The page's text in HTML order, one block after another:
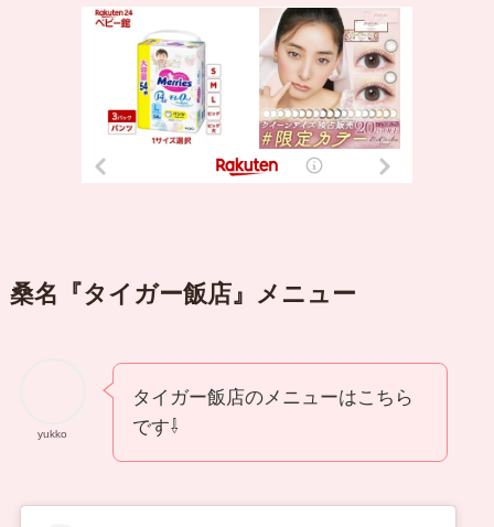
桑名『タイガー飯店』メニュー
yukko
タイガー飯店のメニューはこちら
です⇩